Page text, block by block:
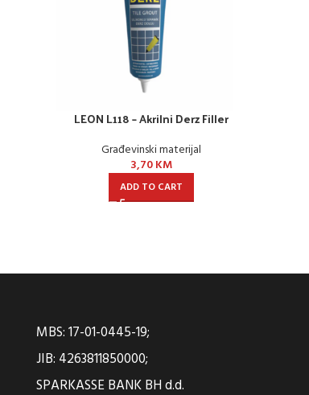
LEON L118 – Akrilni Derz Filler
Građevinski materijal
3,70KM
ADD TO CART
MBS: 17-01-0445-19;
JIB: 4263811850000;
SPARKASSE BANK BH d.d.